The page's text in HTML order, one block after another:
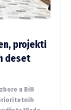
projekti
deset
u BiH